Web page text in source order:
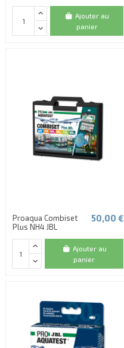
Ajouter au
panier
Proaqua Combiset
Plus NH4 JBL
50,00 €
Ajouter au
panier